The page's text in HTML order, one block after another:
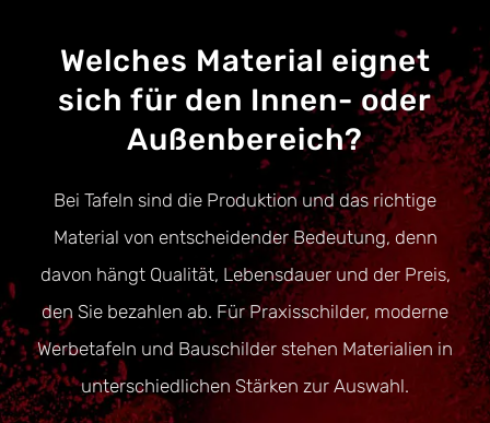
Welches Material eignet
sich für den Innen- oder
Außenbereich?
Bei Tafeln sind die Produktion und das richtige
Material von entscheidender Bedeutung, denn
davon hängt Qualität, Lebensdauer und der Preis,
den Sie bezahlen ab. Für Praxisschilder, moderne
Werbetafeln und Bauschilder stehen Materialien in
unterschiedlichen Stärken zur Auswahl.